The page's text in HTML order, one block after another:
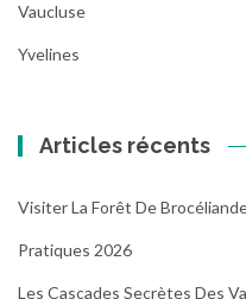
Vaucluse
Yvelines
Articles récents
Visiter La Forêt De
Pratiques 2026
Les Cascades Secrètes Des